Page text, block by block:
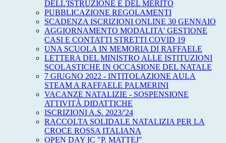
DELL'ISTRUZIONE E DEL MERITO
PUBBLICAZIONE REGOLAMENTI
SCADENZA ISCRIZIONI ONLINE 30 GENNAIO
AGGIORNAMENTO MODALITA' GESTIONE
CASI E CONTATTI STRETTI COVID 19
UNA SCUOLA IN MEMORIA DI RAFFAELE
LETTERA DEL MINISTRO ALLE ISTITUZIONI
SCOLASTICHE IN OCCASIONE DEL NATALE
7 GIUGNO 2022 - INTITOLAZIONE AULA
STEAM A RAFFAELE PALMERINI
VACANZE NATALIZIE - SOSPENSIONE
ATTIVITÀ DIDATTICHE
ISCRIZIONI A.S. 2023/'24
RACCOLTA SOLIDALE NATALIZIA PER LA
CROCE ROSSA ITALIANA
OPEN DAY IC "P. MATTEJ"